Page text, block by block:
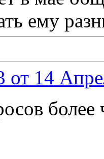
ему
от 14
более